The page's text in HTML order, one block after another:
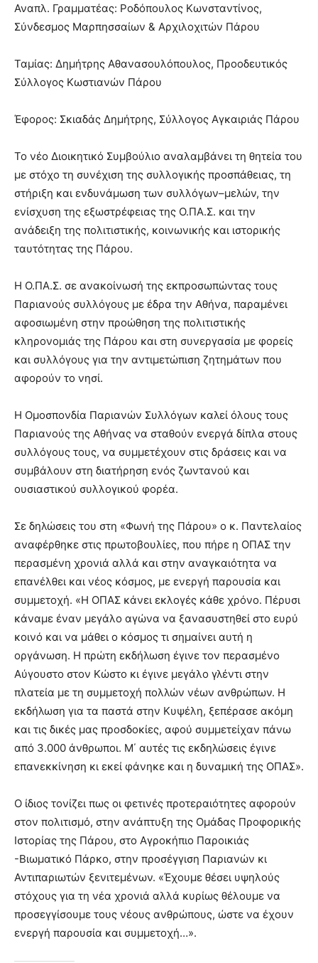
Αναπλ. Γραμματέας: Ροδόπουλος Κωνσταντίνος,
Σύνδεσμος Μαρπησσαίων & Αρχιλοχιτών Πάρου
Ταμίας: Δημήτρης Αθανασουλόπουλος, Προοδευτικός
Σύλλογος Κωστιανών Πάρου
Έφορος: Σκιαδάς Δημήτρης, Σύλλογος Αγκαιριάς Πάρου
Το νέο Διοικητικό Συμβούλιο αναλαμβάνει τη θητεία του
με στόχο τη συνέχιση της συλλογικής προσπάθειας, τη
στήριξη και ενδυνάμωση των συλλόγων–μελών, την
ενίσχυση της εξωστρέφειας της Ο.ΠΑ.Σ. και την
ανάδειξη της πολιτιστικής, κοινωνικής και ιστορικής
ταυτότητας της Πάρου.
Η Ο.ΠΑ.Σ. σε ανακοίνωσή της εκπροσωπώντας τους
Παριανούς συλλόγους με έδρα την Αθήνα, παραμένει
αφοσιωμένη στην προώθηση της πολιτιστικής
κληρονομιάς της Πάρου και στη συνεργασία με φορείς
και συλλόγους για την αντιμετώπιση ζητημάτων που
αφορούν το νησί.
Η Ομοσπονδία Παριανών Συλλόγων καλεί όλους τους
Παριανούς της Αθήνας να σταθούν ενεργά δίπλα στους
συλλόγους τους, να συμμετέχουν στις δράσεις και να
συμβάλουν στη διατήρηση ενός ζωντανού και
ουσιαστικού συλλογικού φορέα.
Σε δηλώσεις του στη «Φωνή της Πάρου» ο κ. Παντελαίος
αναφέρθηκε στις πρωτοβουλίες, που πήρε η ΟΠΑΣ την
περασμένη χρονιά αλλά και στην αναγκαιότητα να
επανέλθει και νέος κόσμος, με ενεργή παρουσία και
συμμετοχή. «Η ΟΠΑΣ κάνει εκλογές κάθε χρόνο. Πέρυσι
κάναμε έναν μεγάλο αγώνα να ξανασυστηθεί στο ευρύ
κοινό και να μάθει ο κόσμος τι σημαίνει αυτή η
οργάνωση. Η πρώτη εκδήλωση έγινε τον περασμένο
Αύγουστο στον Κώστο κι έγινε μεγάλο γλέντι στην
πλατεία με τη συμμετοχή πολλών νέων ανθρώπων. Η
εκδήλωση για τα παστά στην Κυψέλη, ξεπέρασε ακόμη
και τις δικές μας προσδοκίες, αφού συμμετείχαν πάνω
από 3.000 άνθρωποι. Μ΄ αυτές τις εκδηλώσεις έγινε
επανεκκίνηση κι εκεί φάνηκε και η δυναμική της ΟΠΑΣ».
Ο ίδιος τονίζει πως οι φετινές προτεραιότητες αφορούν
στον πολιτισμό, στην ανάπτυξη της Ομάδας Προφορικής
Ιστορίας της Πάρου, στο Αγροκήπιο Παροικιάς
-Βιωματικό Πάρκο, στην προσέγγιση Παριανών κι
Αντιπαριωτών ξενιτεμένων. «Έχουμε θέσει υψηλούς
στόχους για τη νέα χρονιά αλλά κυρίως θέλουμε να
προσεγγίσουμε τους νέους ανθρώπους, ώστε να έχουν
ενεργή παρουσία και συμμετοχή…».